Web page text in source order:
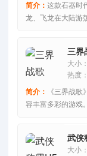
简介： 这款石器时
龙、飞龙在大陆游
三界
大小
热度
简介：
《三界战
容丰富多彩的游戏
武侠
大小